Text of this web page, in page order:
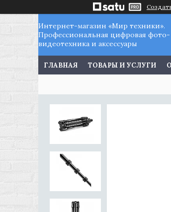
Интернет-магазин «Мир техники».
Профессиональная цифровая фото-
видеотехника и аксессуары
ГЛАВНАЯ ТОВАРЫ И УСЛУГИ